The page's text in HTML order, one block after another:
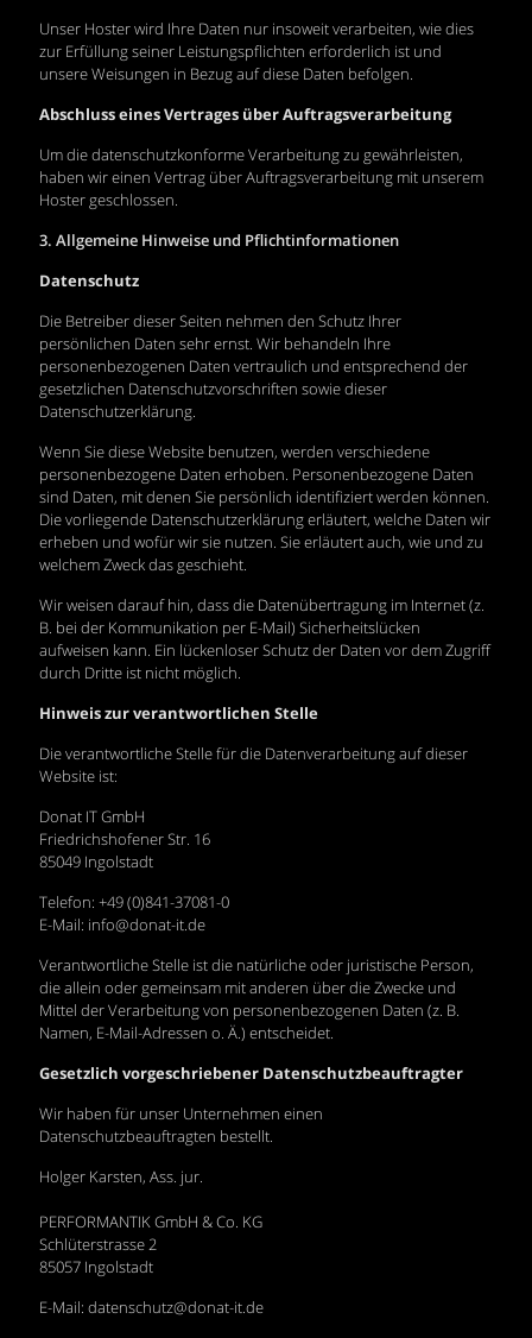
Unser Hoster wird Ihre Daten nur insoweit verarbeiten, wie dies
zur Erfüllung seiner Leistungspflichten erforderlich ist und
unsere Weisungen in Bezug auf diese Daten befolgen.
Abschluss eines Vertrages über Auftragsverarbeitung
Um die datenschutzkonforme Verarbeitung zu gewährleisten,
haben wir einen Vertrag über Auftragsverarbeitung mit unserem
Hoster geschlossen.
3. Allgemeine Hinweise und Pflichtinformationen
Datenschutz
Die Betreiber dieser Seiten nehmen den Schutz Ihrer
persönlichen Daten sehr ernst. Wir behandeln Ihre
personenbezogenen Daten vertraulich und entsprechend der
gesetzlichen Datenschutzvorschriften sowie dieser
Datenschutzerklärung.
Wenn Sie diese Website benutzen, werden verschiedene
personenbezogene Daten erhoben. Personenbezogene Daten
sind Daten, mit denen Sie persönlich identifiziert werden können.
Die vorliegende Datenschutzerklärung erläutert, welche Daten wir
erheben und wofür wir sie nutzen. Sie erläutert auch, wie und zu
welchem Zweck das geschieht.
Wir weisen darauf hin, dass die Datenübertragung im Internet (z.
B. bei der Kommunikation per E-Mail) Sicherheitslücken
aufweisen kann. Ein lückenloser Schutz der Daten vor dem Zugriff
durch Dritte ist nicht möglich.
Hinweis zur verantwortlichen Stelle
Die verantwortliche Stelle für die Datenverarbeitung auf dieser
Website ist:
Donat IT GmbH
Friedrichshofener Str. 16
85049 Ingolstadt
Telefon: +49 (0)841-37081-0
E-Mail: info@donat-it.de
Verantwortliche Stelle ist die natürliche oder juristische Person,
die allein oder gemeinsam mit anderen über die Zwecke und
Mittel der Verarbeitung von personenbezogenen Daten (z. B.
Namen, E-Mail-Adressen o. Ä.) entscheidet.
Gesetzlich vorgeschriebener Datenschutzbeauftragter
Wir haben für unser Unternehmen einen
Datenschutzbeauftragten bestellt.
Holger Karsten, Ass. jur.
PERFORMANTIK GmbH & Co. KG
Schlüterstrasse 2
85057 Ingolstadt
E-Mail: datenschutz@donat-it.de